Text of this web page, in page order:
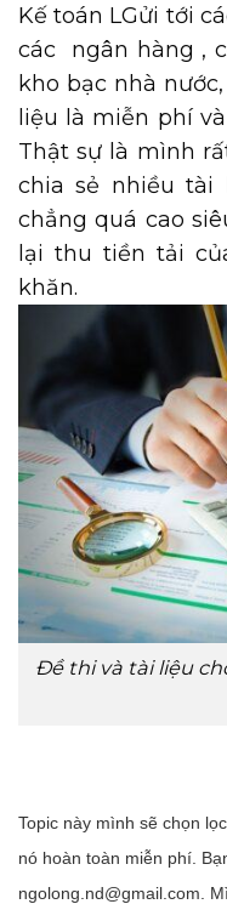
Kế toán LGửi tới
các ngân hàng ,
kho bạc nhà
liệu là miễn phí
Thật sự là mình
chia sẻ nhiều tài
chẳng quá cao
lại thu tiền tải
khăn.
Đề thi và tài liệu
Topic này mình sẽ chọn
nó hoàn toàn miễn phí.
ngolong.nd@gmail.com.